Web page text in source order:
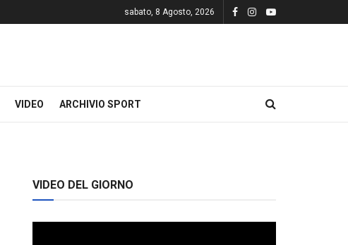
sabato, 8 Agosto, 2026
VIDEO ARCHIVIO SPORT
VIDEO DEL GIORNO